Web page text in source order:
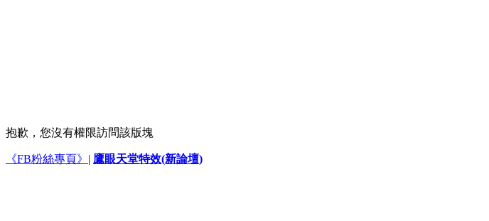
抱歉，您沒有權限訪問該版塊
《FB粉絲專頁》 | 鷹眼天堂特效(新論壇)